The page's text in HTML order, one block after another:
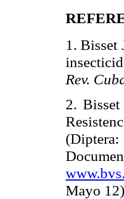
1. Bisset
Rev.
2.
Mayo